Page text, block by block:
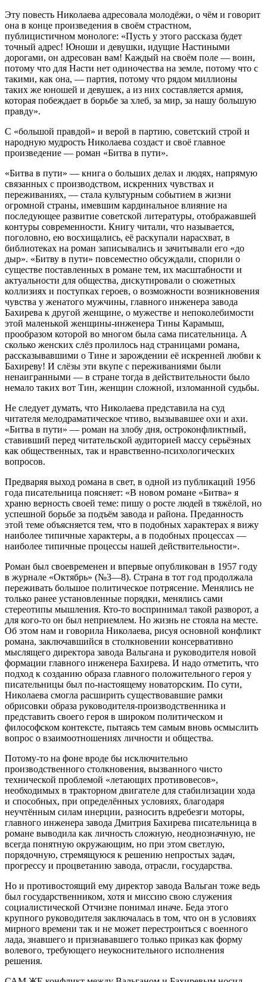
Эту повесть Николаева адресовала молодёжи, о чём и говорит
она в конце произведения в своём страстном,
публицистичном монологе: «Пусть у этого рассказа будет
точный адрес! Юноши и девушки, идущие Настиными
дорогами, он адресован вам! Каждый на своём поле — воин,
потому что для Насти нет одиночества на земле, потому что с
такими, как она, — партия, потому что рядом миллионы
таких же юношей и девушек, а из них составляется армия,
которая побеждает в борьбе за хлеб, за мир, за нашу большую
правду».
С «большой правдой» и верой в партию, советский строй и
народную мудрость Николаева создаст и своё главное
произведение — роман «Битва в пути».
«Битва в пути» — книга о больших делах и людях, напрямую
связанных с производством, искренних чувствах и
переживаниях, — стала культурным событием в жизни
огромной страны, имевшим кардинальное влияние на
последующее развитие советской литературы, отображавшей
контуры современности. Книгу читали, что называется,
поголовно, ею восхищались, её раскупали нарасхват, в
библиотеках на роман записывались и зачитывали его «до
дыр». «Битву в пути» повсеместно обсуждали, спорили о
существе поставленных в романе тем, их масштабности и
актуальности для общества, дискутировали о сюжетных
коллизиях и поступках героев, о возможности возникновения
чувства у женатого мужчины, главного инженера завода
Бахирева к другой женщине, о мужестве и непоколебимости
этой маленькой женщины-инженера Тины Карамыш,
прообразом которой во многом была сама писательница. А
сколько женских слёз пролилось над страницами романа,
рассказывавшими о Тине и зарождении её искренней любви к
Бахиреву! И слёзы эти вкупе с переживаниями были
ненаигранными — в стране тогда в действительности было
немало таких вот Тин, женщин сложной, изломанной судьбы.
Не следует думать, что Николаева представила на суд
читателя мелодраматическое чтиво, вызывавшее охи и ахи.
«Битва в пути» — роман на злобу дня, остроконфликтный,
ставивший перед читательской аудиторией массу серьёзных
как общественных, так и нравственно-психологических
вопросов.
Предваряя выход романа в свет, в одной из публикаций 1956
года писательница поясняет: «В новом романе «Битва» я
храню верность своей теме: пишу о росте людей в тяжёлой, но
успешной борьбе за подъём завода и района. Преданность
этой теме объясняется тем, что в подобных характерах я вижу
наиболее типичные характеры, а в подобных процессах —
наиболее типичные процессы нашей действительности».
Роман был своевременен и впервые опубликован в 1957 году
в журнале «Октябрь» (№3—8). Страна в тот год продолжала
переживать большое политическое потрясение. Менялись не
только ранее установленные порядки, менялись сами
стереотипы мышления. Кто-то воспринимал такой разворот, а
для кого-то он был неприемлем. Но жизнь не стояла на месте.
Об этом нам и говорила Николаева, рисуя основной конфликт
романа, заключавшийся в столкновении консервативно
мыслящего директора завода Вальгана и руководителя новой
формации главного инженера Бахирева. И надо отметить, что
подход к созданию образа главного положительного героя у
писательницы был по-настоящему новаторским. По сути,
Николаева смогла расширить существовавшие рамки
обрисовки образа руководителя-производственника и
представить своего героя в широком политическом и
философском контексте, пытаясь тем самым вновь осмыслить
вопрос о взаимоотношениях личности и общества.
Потому-то на фоне вроде бы исключительно
производственного столкновения, вызванного чисто
технической проблемой «летающих противовесов»,
необходимых в тракторном двигателе для стабилизации хода
и способных, при определённых условиях, благодаря
неучтённым силам инерции, разносить вдребезги моторы,
главного инженера завода Дмитрия Бахирева писательница в
романе выводила как личность сложную, неоднозначную, не
всегда понятную окружающим, но при этом светлую,
порядочную, стремящуюся к решению непростых задач,
прогрессу и процветанию завода, отрасли, государства.
Но и противостоящий ему директор завода Вальган тоже ведь
был государственником, хотя и миссию свою служения
социалистической Отчизне понимал иначе. Беда этого
крупного руководителя заключалась в том, что он в условиях
мирного времени так и не может перестроиться с военного
лада, знавшего и признававшего только приказ как форму
волевого, требующего неукоснительного исполнения
решения.